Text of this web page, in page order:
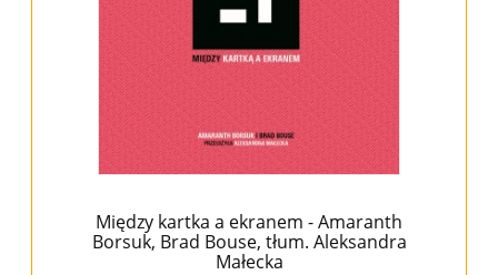
Między kartka a ekranem - Amaranth
Borsuk, Brad Bouse, tłum. Aleksandra
Małecka